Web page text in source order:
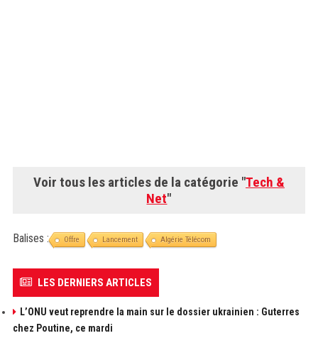
Voir tous les articles de la catégorie "Tech &
Net"
Balises : Offre Lancement Algérie Télécom
LES DERNIERS ARTICLES
L’ONU veut reprendre la main sur le dossier ukrainien : Guterres
chez Poutine, ce mardi